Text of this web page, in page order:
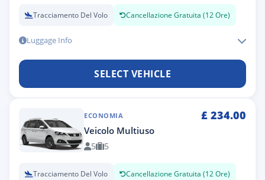
Tracciamento Del Volo Cancellazione Gratuita (12 Ore)
Luggage Info
SELECT VEHICLE
ECONOMIA £ 234.00
Veicolo Multiuso
5 5
Tracciamento Del Volo Cancellazione Gratuita (12 Ore)